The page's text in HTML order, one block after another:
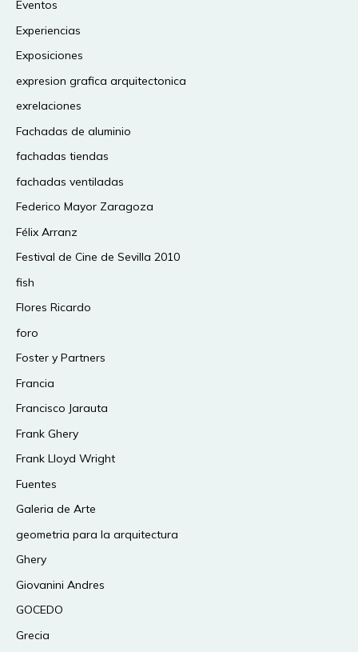
Eventos
Experiencias
Exposiciones
expresion grafica arquitectonica
exrelaciones
Fachadas de aluminio
fachadas tiendas
fachadas ventiladas
Federico Mayor Zaragoza
Félix Arranz
Festival de Cine de Sevilla 2010
fish
Flores Ricardo
foro
Foster y Partners
Francia
Francisco Jarauta
Frank Ghery
Frank Lloyd Wright
Fuentes
Galeria de Arte
geometria para la arquitectura
Ghery
Giovanini Andres
GOCEDO
Grecia